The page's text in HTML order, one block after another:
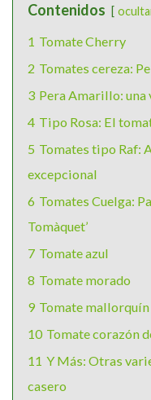
Contenidos
1 Tomate Cherry
2 Tomates cereza:
3 Pera Amarillo: una
4 Tipo Rosa: El
5 Tomates tipo Raf:
excepcional
6 Tomates Cuelga:
Tomàquet’
7 Tomate azul
8 Tomate morado
9 Tomate mallorquín
10 Tomate corazón
11 Y Más: Otras
casero